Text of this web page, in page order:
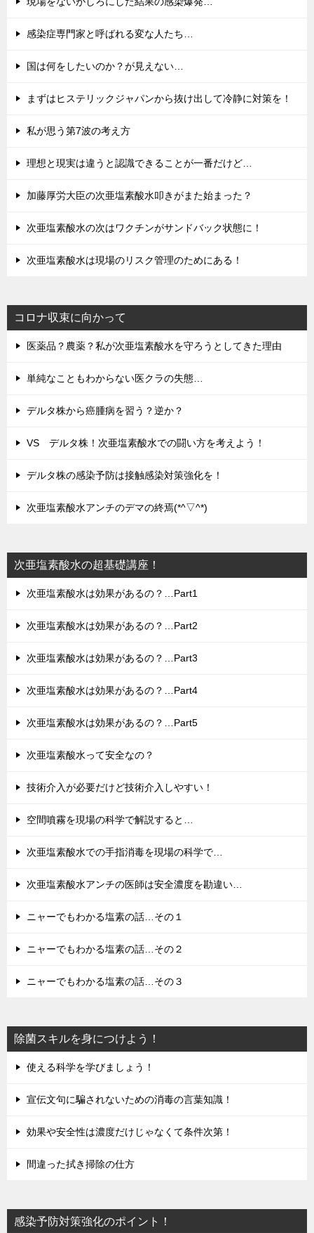
感染症専門家と呼ばれる変な人たち…
国は何をしたいのか？が見えない…
まずはヒステリックジャパンから抜け出して冷静に対策を！
私が思う第7波の考え方
理想と現実は違うと認識できることが一番だけど…
加藤厚労大臣の次亜塩素酸水叩きがまた始まった？
次亜塩素酸水の次はワクチンがサンドバック状態に！
次亜塩素酸水は現場のリスク管理のためにある！
コロナ収束に向かって
医薬品？農薬？私が次亜塩素酸水を守ろうとしてきた理由
単純なこともわからない医クラの失態…
デルタ株から癌腫病を習う？逆か？
VS デルタ株！次亜塩素酸水での闘い方を考えよう！
デルタ株の感染予防は接触感染対策強化を！
次亜塩素酸水アンチのデマの終焉(*^▽^*)
次亜塩素酸水の超基礎講座！
次亜塩素酸水は効果があるの？…Part1
次亜塩素酸水は効果があるの？…Part2
次亜塩素酸水は効果があるの？…Part3
次亜塩素酸水は効果があるの？…Part4
次亜塩素酸水は効果があるの？…Part5
次亜塩素酸水って安全なの？
技術介入が必要だけど技術介入しやすい！
空間噴霧を現場の科学で解説すると…
次亜塩素酸水での手指消毒を現場の科学で…
次亜塩素酸水アンチの医師は安全濃度を勘違い…
ニャーでもわかる塩素の話…その１
ニャーでもわかる塩素の話…その２
ニャーでもわかる塩素の話…その３
除菌スキルを身につけよう！
使える科学を学びましょう！
宣伝文句に騙されないための消毒の言葉知識！
効果や安全性は濃度だけじゃなくて条件次第！
間違った拭き掃除の仕方
感染予防対策強化のポイント！